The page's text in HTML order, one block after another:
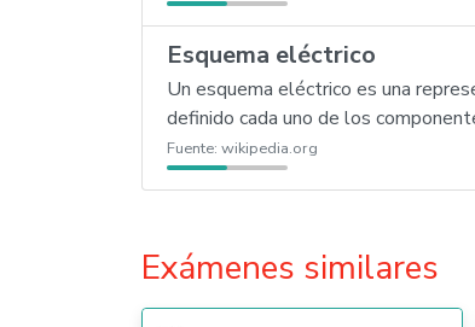
Esquema eléctrico
Un esquema eléctrico es una
definido cada uno de los
Fuente: wikipedia.org
Exámenes similares